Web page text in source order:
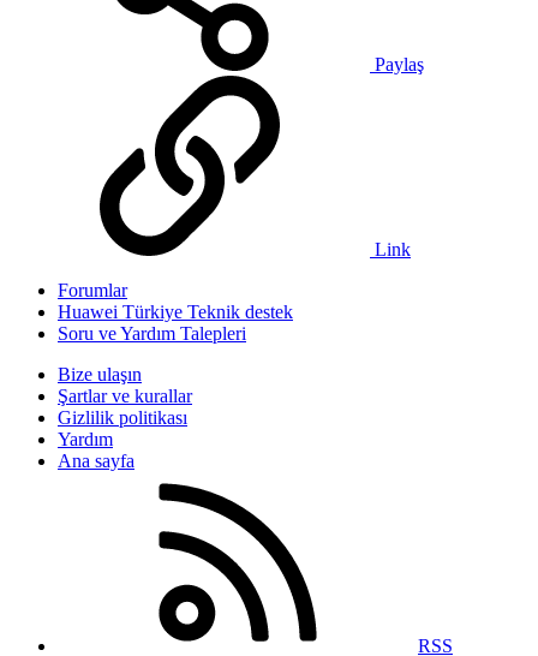
Paylaş
Link
Forumlar
Huawei Türkiye Teknik destek
Soru ve Yardım Talepleri
Bize ulaşın
Şartlar ve kurallar
Gizlilik politikası
Yardım
Ana sayfa
RSS